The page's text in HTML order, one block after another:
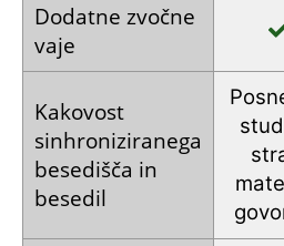
Dodatne zvočne
vaje
Kakovost
sinhroniziranega
besedišča in
besedil